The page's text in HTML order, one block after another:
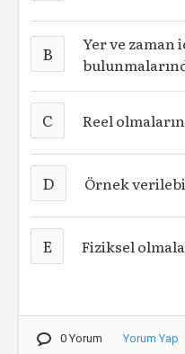
B
Yer ve zaman
C Reel
D Örnek
E Fiziksel
0 Yorum Yorum Yap